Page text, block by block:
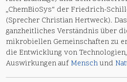
„ChemBioSys“ der Friedrich-
(Sprecher Christian Hertweck).
ganzheitliches Verständnis über
mikrobiellen Gemeinschaften zu
die Entwicklung von
Auswirkungen auf Menschund